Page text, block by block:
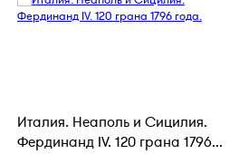
Италия. Неаполь и Сицилия.
Фердинанд IV. 120 грана 1796...